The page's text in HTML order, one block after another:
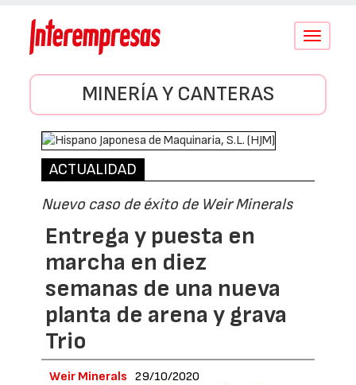
Conmutar
MINERÍA Y CANTERAS
ACTUALIDAD
Nuevo caso de éxito de Weir Minerals
Entrega y puesta en
marcha en diez
semanas de una nueva
planta de arena y grava
Trio
Weir Minerals 29/10/2020